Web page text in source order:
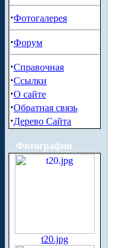
·Фотогалерея
·Форум
·Справочная
·Ссылки
·О сайте
·Обратная связь
·Дерево Сайта
Фотографии
t20.jpg